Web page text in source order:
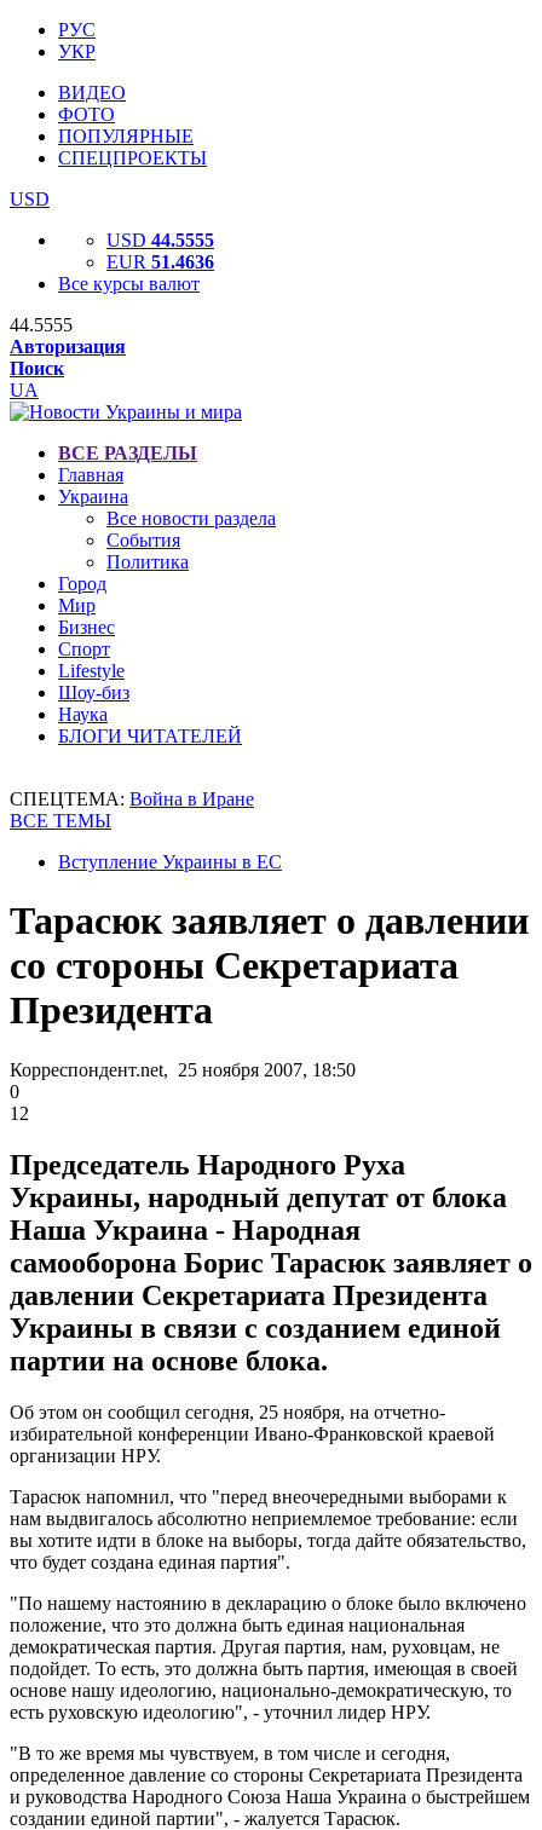
РУС
УКР
ВИДЕО
ФОТО
ПОПУЛЯРНЫЕ
СПЕЦПРОЕКТЫ
USD
USD 44.5555
EUR 51.4636
Все курсы валют
44.5555
Авторизация
Поиск
UA
ВСЕ РАЗДЕЛЫ
Главная
Украина
Все новости раздела
События
Политика
Город
Мир
Бизнес
Спорт
Lifestyle
Шоу-биз
Наука
БЛОГИ ЧИТАТЕЛЕЙ
СПЕЦТЕМА: Война в Иране
ВСЕ ТЕМЫ
Вступление Украины в ЕС
Тарасюк заявляет о давлении
со стороны Секретариата
Президента
Корреспондент.net, 25 ноября 2007, 18:50
0
12
Председатель Народного Руха
Украины, народный депутат от блока
Наша Украина - Народная
самооборона Борис Тарасюк заявляет о
давлении Секретариата Президента
Украины в связи с созданием единой
партии на основе блока.
Об этом он сообщил сегодня, 25 ноября, на отчетно-
избирательной конференции Ивано-Франковской краевой
организации НРУ.
Тарасюк напомнил, что "перед внеочередными выборами к
нам выдвигалось абсолютно неприемлемое требование: если
вы хотите идти в блоке на выборы, тогда дайте обязательство,
что будет создана единая партия".
"По нашему настоянию в декларацию о блоке было включено
положение, что это должна быть единая национальная
демократическая партия. Другая партия, нам, руховцам, не
подойдет. То есть, это должна быть партия, имеющая в своей
основе нашу идеологию, национально-демократическую, то
есть руховскую идеологию", - уточнил лидер НРУ.
"В то же время мы чувствуем, в том числе и сегодня,
определенное давление со стороны Секретариата Президента
и руководства Народного Союза Наша Украина о быстрейшем
создании единой партии", - жалуется Тарасюк.